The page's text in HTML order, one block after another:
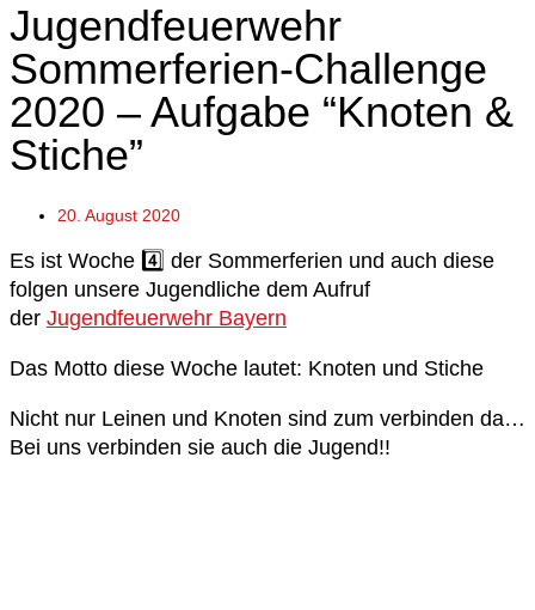
Jugendfeuerwehr
Sommerferien-Challenge
2020 – Aufgabe “Knoten &
Stiche”
20. August 2020
Es ist Woche 4️⃣ der Sommerferien und auch diese
folgen unsere Jugendliche dem Aufruf
der Jugendfeuerwehr Bayern
Das Motto diese Woche lautet: Knoten und Stiche
Nicht nur Leinen und Knoten sind zum verbinden da…
Bei uns verbinden sie auch die Jugend!!